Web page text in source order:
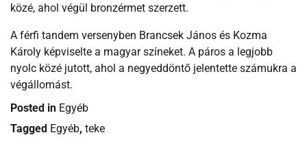
közé, ahol végül bronzérmet szerzett.
A férfi tandem versenyben Brancsek János és Kozma
Károly képviselte a magyar színeket. A páros a legjobb
nyolc közé jutott, ahol a negyeddöntő jelentette számukra a
végállomást.
Posted in Egyéb
Tagged Egyéb, teke